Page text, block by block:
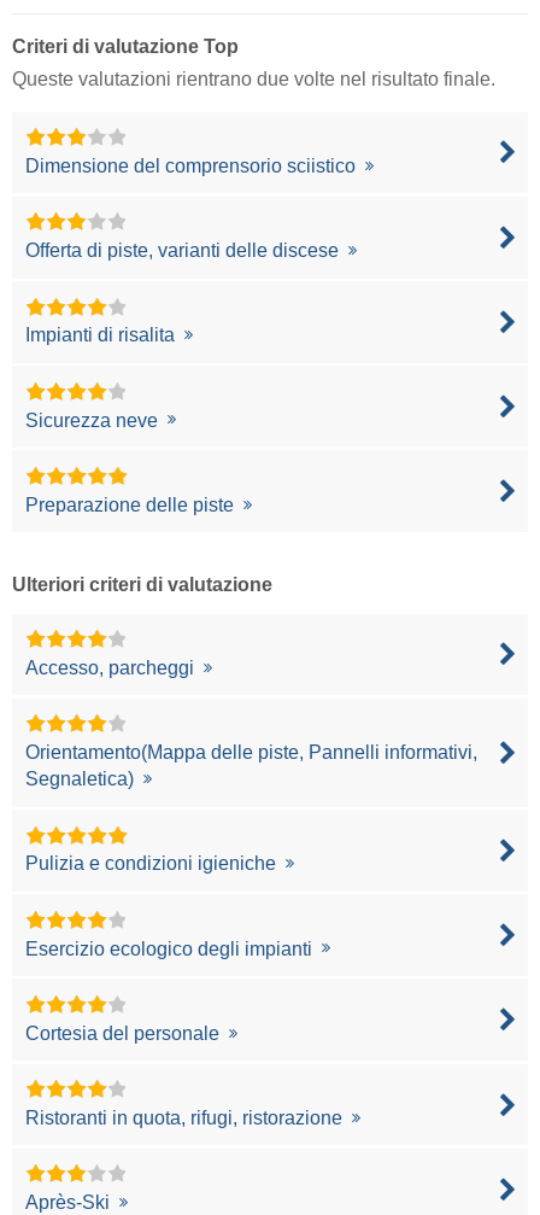
Criteri di valutazione Top
Queste valutazioni rientrano due volte nel risultato finale.
Dimensione del comprensorio sciistico
Offerta di piste, varianti delle discese
Impianti di risalita
Sicurezza neve
Preparazione delle piste
Ulteriori criteri di valutazione
Accesso, parcheggi
Orientamento(Mappa delle piste, Pannelli informativi,
Segnaletica)
Pulizia e condizioni igieniche
Esercizio ecologico degli impianti
Cortesia del personale
Ristoranti in quota, rifugi, ristorazione
Après-Ski